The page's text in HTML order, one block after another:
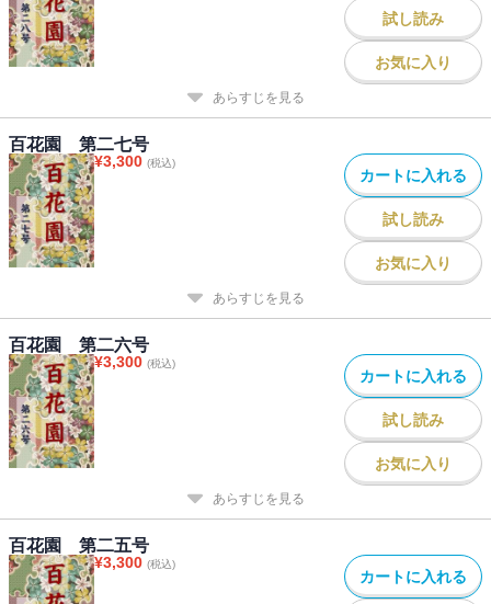
試し読み
お気に入り
あらすじを見る
百花園 第二七号
¥3,300 (税込)
カートに入れる
試し読み
お気に入り
あらすじを見る
百花園 第二六号
¥3,300 (税込)
カートに入れる
試し読み
お気に入り
あらすじを見る
百花園 第二五号
¥3,300 (税込)
カートに入れる